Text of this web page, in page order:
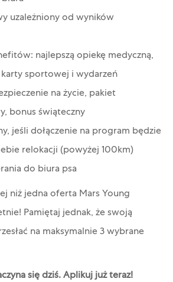
uzależniony od wyników
najlepszą opiekę medyczną,
sportowej i wydarzeń
na życie, pakiet
bonus świąteczny
jeśli dołączenie na program będzie
relokacji (powyżej 100km)
do biura psa
niż jedna oferta Mars Young
Pamiętaj jednak, że swoją
na maksymalnie 3 wybrane
się dziś. Aplikuj już teraz!